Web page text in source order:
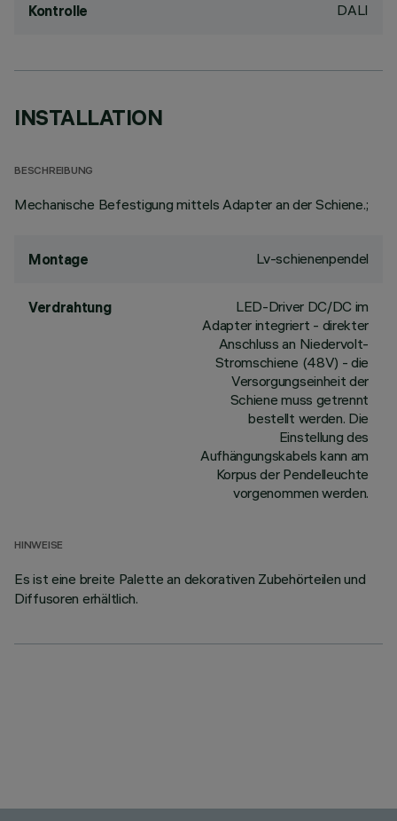
Kontrolle DALI
INSTALLATION
BESCHREIBUNG
Mechanische Befestigung mittels Adapter an der Schiene.;
Montage Lv-schienenpendel
Verdrahtung
LED-Driver DC/DC im
Adapter integriert - direkter
Anschluss an Niedervolt-
Stromschiene (48V) - die
Versorgungseinheit der
Schiene muss getrennt
bestellt werden. Die
Einstellung des
Aufhängungskabels kann am
Korpus der Pendelleuchte
vorgenommen werden.
HINWEISE
Es ist eine breite Palette an dekorativen Zubehörteilen und
Diffusoren erhältlich.